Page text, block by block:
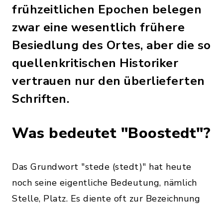
frühzeitlichen Epochen belegen
zwar eine wesentlich frühere
Besiedlung des Ortes, aber die so
quellenkritischen Historiker
vertrauen nur den überlieferten
Schriften.
Was bedeutet "Boostedt"?
Das Grundwort "stede (stedt)" hat heute
noch seine eigentliche Bedeutung, nämlich
Stelle, Platz. Es diente oft zur Bezeichnung